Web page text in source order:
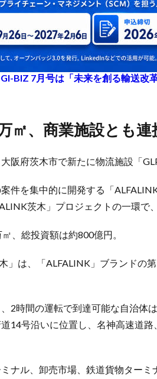
BIZ 7月号は「未来を創る輸送改
万㎡、商業施設とも連
阪府茨木市で新たに物流施設「
件を集中的に開発する「
茨木」プロジェクトの一環で
、総投資額は約800億円。
木」は、「ALFALINK」ブランドの
2時間の運転で到達可能な自治体
14号沿いに位置し、名神高速道
ナル、卸売市場、鉄道貨物ターミ